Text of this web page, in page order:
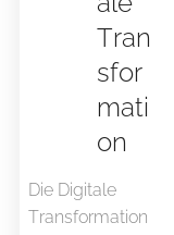
Tran
sfor
mati
on
Die Digitale
Transformation